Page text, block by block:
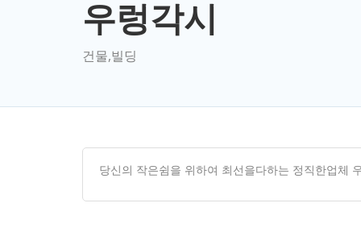
우렁각시
건물,빌딩
당신의 작은쉼을 위하여 최선을다하는 정직한업체